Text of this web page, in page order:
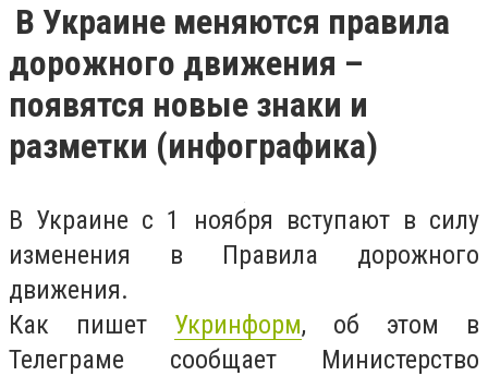
В Украине меняются правила
дорожного движения –
появятся новые знаки и
разметки (инфографика)
В Украине с 1 ноября вступают в силу
изменения в Правила дорожного
движения.
Как пишет Укринформ, об этом в
Телеграме сообщает Министерство